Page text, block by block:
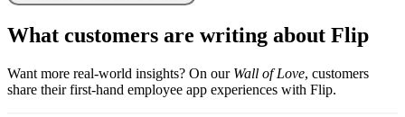
What customers are writing about Flip
Want more real-world insights? On our Wall of Love, customers
share their first-hand employee app experiences with Flip.